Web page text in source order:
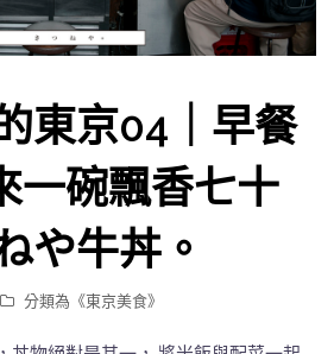
東京04｜早餐
一碗飄香七十
や牛丼。
分類為《東京美食》